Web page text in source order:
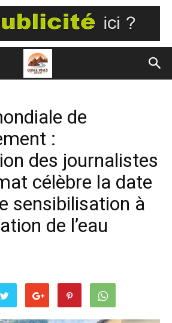
de
:
des journalistes
célèbre la date
sensibilisation à
de l’eau